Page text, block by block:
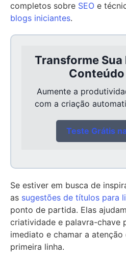
completos sobre SEO e
blogs iniciantes.
Transforme Sua
Aumente a
com a criação
Teste Grátis
Se estiver em busca de
as sugestões de títulos para
ponto de partida. Elas
criatividade e palavra-chave
imediato e chamar a
primeira linha.